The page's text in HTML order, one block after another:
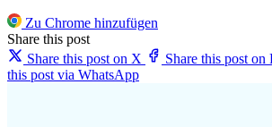
Zu Chrome hinzufügen
Share this post
Share this post on X
Share this post on
this post via WhatsApp